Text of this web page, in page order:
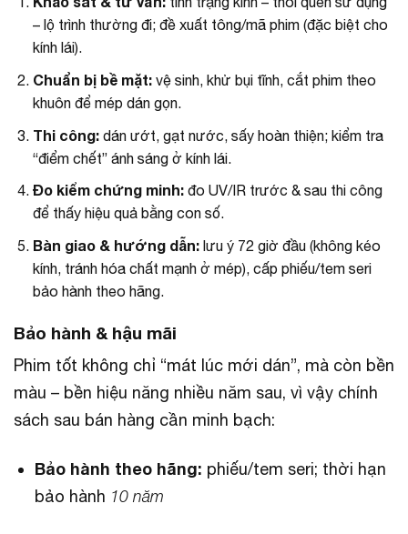
– lộ trình thường đi; đề xuất tông/mã phim (đặc biệt cho
kính lái).
Chuẩn bị bề mặt:vệ sinh, khử bụi tĩnh, cắt phim theo
khuôn để mép dán gọn.
Thi công:dán ướt, gạt nước, sấy hoàn thiện; kiểm tra
“điểm chết” ánh sáng ở kính lái.
Đo kiểm chứng minh:đo UV/IR trước & sau thi công
để thấy hiệu quả bằng con số.
Bàn giao & hướng dẫn:lưu ý 72 giờ đầu (không kéo
kính, tránh hóa chất mạnh ở mép), cấp phiếu/tem seri
bảo hành theo hãng.
Bảo hành & hậu mãi
Phim tốt không chỉ “mát lúc mới dán”, mà còn bền
màu – bền hiệu năng nhiều năm sau, vì vậy chính
sách sau bán hàng cần minh bạch:
Bảo hành theo hãng: phiếu/tem seri; thời hạn
bảo hành 10 năm